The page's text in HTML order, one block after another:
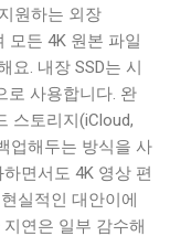
원하는 외장
모든 4K 원본 파일
요. 내장 SSD는 시
로 사용합니다. 완
스토리지(iCloud,
업해두는 방식을 사
면서도 4K 영상 편
실적인 대안이에
연은 일부 감수해